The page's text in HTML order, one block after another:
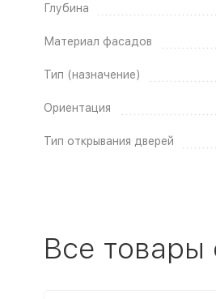
Глубина
Материал фасадов
Тип (назначение)
Ориентация
Тип открывания дверей
Все